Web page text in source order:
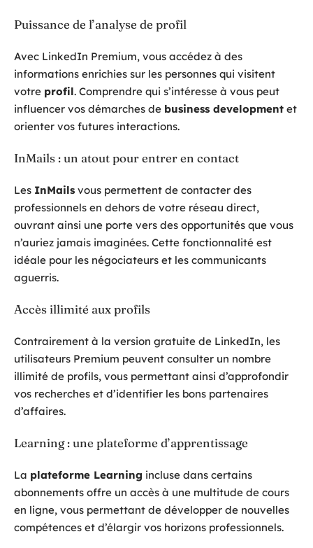
Puissance de l’analyse de profil
Avec LinkedIn Premium, vous accédez à des
informations enrichies sur les personnes qui visitent
votre profil. Comprendre qui s’intéresse à vous peut
influencer vos démarches de business development et
orienter vos futures interactions.
InMails : un atout pour entrer en contact
Les InMails vous permettent de contacter des
professionnels en dehors de votre réseau direct,
ouvrant ainsi une porte vers des opportunités que vous
n’auriez jamais imaginées. Cette fonctionnalité est
idéale pour les négociateurs et les communicants
aguerris.
Accès illimité aux profils
Contrairement à la version gratuite de LinkedIn, les
utilisateurs Premium peuvent consulter un nombre
illimité de profils, vous permettant ainsi d’approfondir
vos recherches et d’identifier les bons partenaires
d’affaires.
Learning : une plateforme d’apprentissage
La plateforme Learning incluse dans certains
abonnements offre un accès à une multitude de cours
en ligne, vous permettant de développer de nouvelles
compétences et d’élargir vos horizons professionnels.